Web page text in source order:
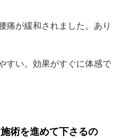
痛が緩和されました。あり
すい。効果がすぐに体感で
術を進めて下さるの